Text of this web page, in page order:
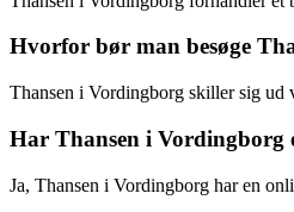
Hvorfor bør man besøge
Thansen i Vordingborg skiller sig ud
Har Thansen i Vordingborg
Ja, Thansen i Vordingborg har en